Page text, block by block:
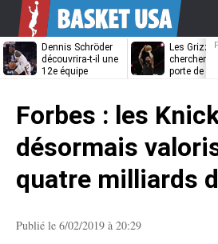
Dennis Schröder
découvrira-t-il une
12e équipe
Les
cherchent
porte de
Unibet
Forbes : les
désormais
quatre milliards
Publié le 6/02/2019 à 20:29